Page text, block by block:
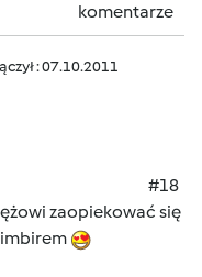
komentarze
: 07.10.2011
#18
zaopiekować się
imbirem